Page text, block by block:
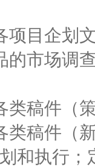
项目企划
的市场调
类稿件（
类稿件（
和执行